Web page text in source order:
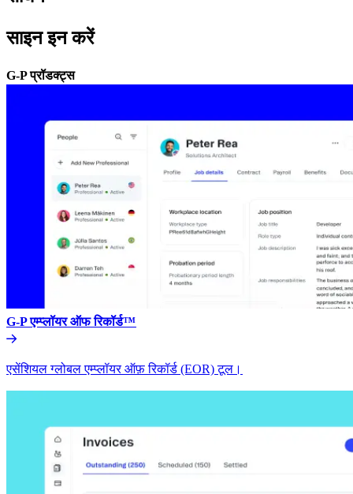
साइन इन करें​​
G-P प्रॉडक्ट्स​​
G-P एम्प्लॉयर ऑफ रिकॉर्ड™​​
एसेंशियल ग्लोबल एम्प्लॉयर ऑफ़ रिकॉर्ड (EOR) टूल।​​